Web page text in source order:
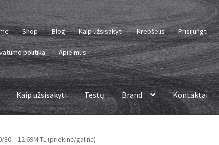
Shop Blog Kaip užsisakyti Krepšelis Prisijungti
politika Apie mus
Kaip užsisakyti Testų Brand Kontaktai
80 – 12 69M TL (priekinė/galinė)